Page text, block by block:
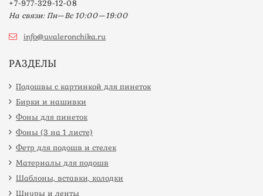
+7-977-329-12-08
На связи: Пн—Вс 10:00—19:00
info@uvaleronchika.ru
РАЗДЕЛЫ
Подошвы с картинкой для пинеток
Бирки и нашивки
Фоны для пинеток
Фоны (3 на 1 листе)
Фетр для подошв и стелек
Материалы для подошв
Шаблоны, вставки, колодки
Шнуры и ленты